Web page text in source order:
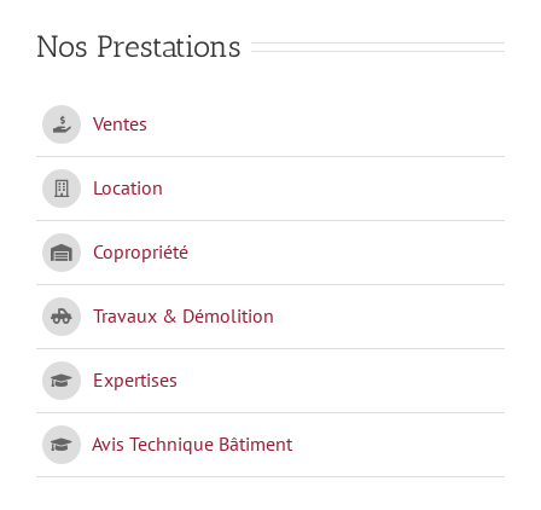
Nos Prestations
Ventes
Location
Copropriété
Travaux & Démolition
Expertises
Avis Technique Bâtiment